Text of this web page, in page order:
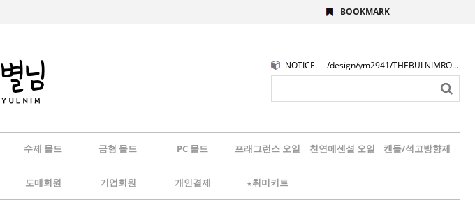
BOOKMARK
NOTICE. /design/ym2941/THEBULNIMROGO.png
수제 몰드 금형 몰드 PC 몰드 프래그런스 오일 천연에센셜 오일 캔들/석고방향제
도매회원 기업회원 개인결제 ★취미키트